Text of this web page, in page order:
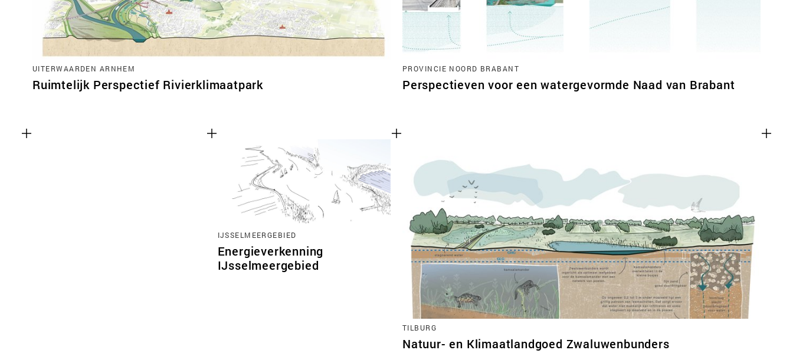
UITERWAARDEN ARNHEM
Ruimtelijk Perspectief Rivierklimaatpark
PROVINCIE NOORD BRABANT
Perspectieven voor een watergevormde Naad van Brabant
IJSSELMEERGEBIED
Energieverkenning
IJsselmeergebied
TILBURG
Natuur- en Klimaatlandgoed Zwaluwenbunders